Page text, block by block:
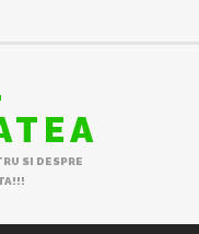
SI DESPRE